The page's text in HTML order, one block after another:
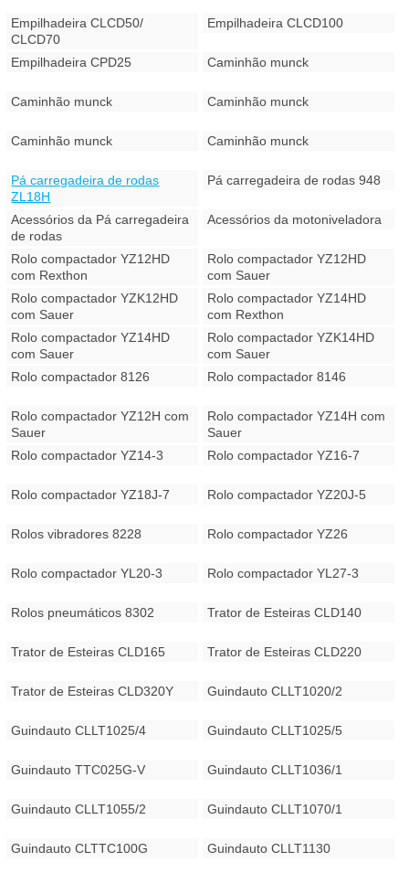
Empilhadeira CLCD50/
CLCD70
Empilhadeira CLCD100
Empilhadeira CPD25 Caminhão munck
Caminhão munck Caminhão munck
Caminhão munck Caminhão munck
Pá carregadeira de rodas
ZL18H
Pá carregadeira de rodas 948
Acessórios da Pá carregadeira
de rodas
Acessórios da motoniveladora
Rolo compactador YZ12HD
com Rexthon
Rolo compactador YZ12HD
com Sauer
Rolo compactador YZK12HD
com Sauer
Rolo compactador YZ14HD
com Rexthon
Rolo compactador YZ14HD
com Sauer
Rolo compactador YZK14HD
com Sauer
Rolo compactador 8126
Rolo compactador 8146
Rolo compactador YZ12H com
Sauer
Rolo compactador YZ14H com
Sauer
Rolo compactador YZ14-3
Rolo compactador YZ16-7
Rolo compactador YZ18J-7 Rolo compactador YZ20J-5
Rolos vibradores 8228 Rolo compactador YZ26
Rolo compactador YL20-3 Rolo compactador YL27-3
Rolos pneumáticos 8302 Trator de Esteiras CLD140
Trator de Esteiras CLD165 Trator de Esteiras CLD220
Trator de Esteiras CLD320Y Guindauto CLLT1020/2
Guindauto CLLT1025/4 Guindauto CLLT1025/5
Guindauto TTC025G-V Guindauto CLLT1036/1
Guindauto CLLT1055/2 Guindauto CLLT1070/1
Guindauto CLTTC100G Guindauto CLLT1130